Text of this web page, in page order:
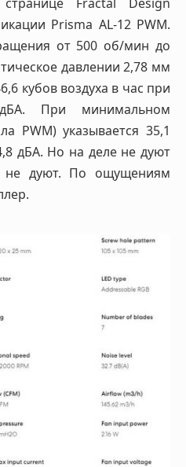
Prisma AL-12 PWM.
от 500 об/мин до
давлении 2,78 мм
кубов воздуха в час при
При минимальном
PWM) указывается 35,1
дБА. Но на деле не дуют
дуют. По ощущениям